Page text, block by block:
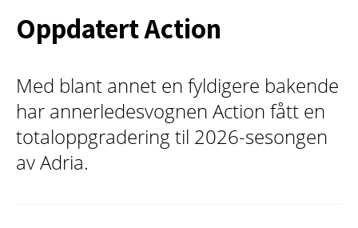
Oppdatert Action
Med blant annet en fyldigere bakende
har annerledesvognen Action fått en
totaloppgradering til 2026-sesongen
av Adria.